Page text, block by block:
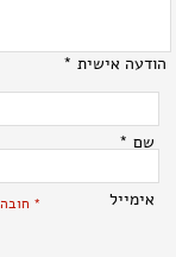
שם *
אימייל
הודעה אישית *
* חובה